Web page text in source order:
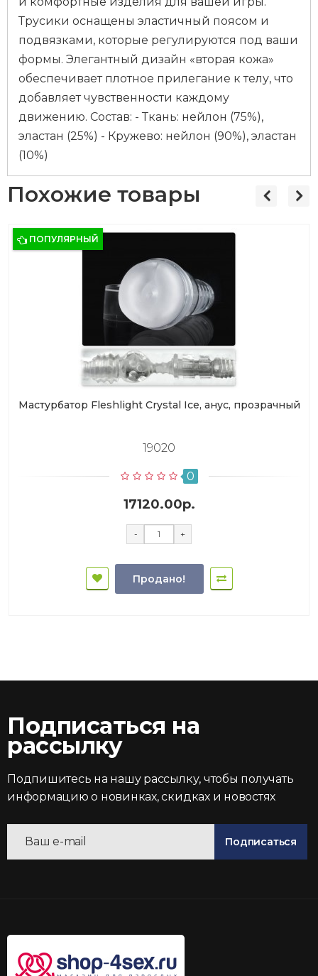
Трусики оснащены эластичный поясом и
подвязками, которые регулируются под ваши
формы. Элегантный дизайн «вторая кожа»
обеспечивает плотное прилегание к телу, что
добавляет чувственности каждому
движению. Состав: - Ткань: нейлон (75%),
эластан (25%) - Кружево: нейлон (90%), эластан
(10%)
Похожие товары
ПОПУЛЯРНЫЙ
Мастурбатор Fleshlight Crystal Ice, анус, прозрачный
19020
0
17120.00р.
- +
Продано!
Подписаться на
рассылку
Подпишитесь на нашу рассылку, чтобы получать
информацию о новинках, скидках и новостях
Подписаться